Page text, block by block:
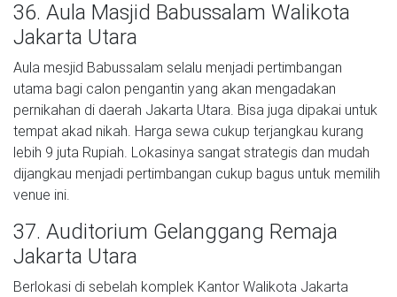
36. Aula Masjid Babussalam Walikota
Jakarta Utara
Aula mesjid Babussalam selalu menjadi pertimbangan
utama bagi calon pengantin yang akan mengadakan
pernikahan di daerah Jakarta Utara. Bisa juga dipakai untuk
tempat akad nikah. Harga sewa cukup terjangkau kurang
lebih 9 juta Rupiah. Lokasinya sangat strategis dan mudah
dijangkau menjadi pertimbangan cukup bagus untuk memilih
venue ini.
37. Auditorium Gelanggang Remaja
Jakarta Utara
Berlokasi di sebelah komplek Kantor Walikota Jakarta